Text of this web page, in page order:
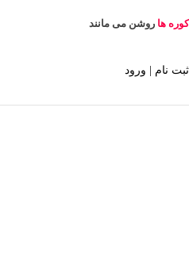
to
کوره ها روشن می مانند
ثبت نام | ورود